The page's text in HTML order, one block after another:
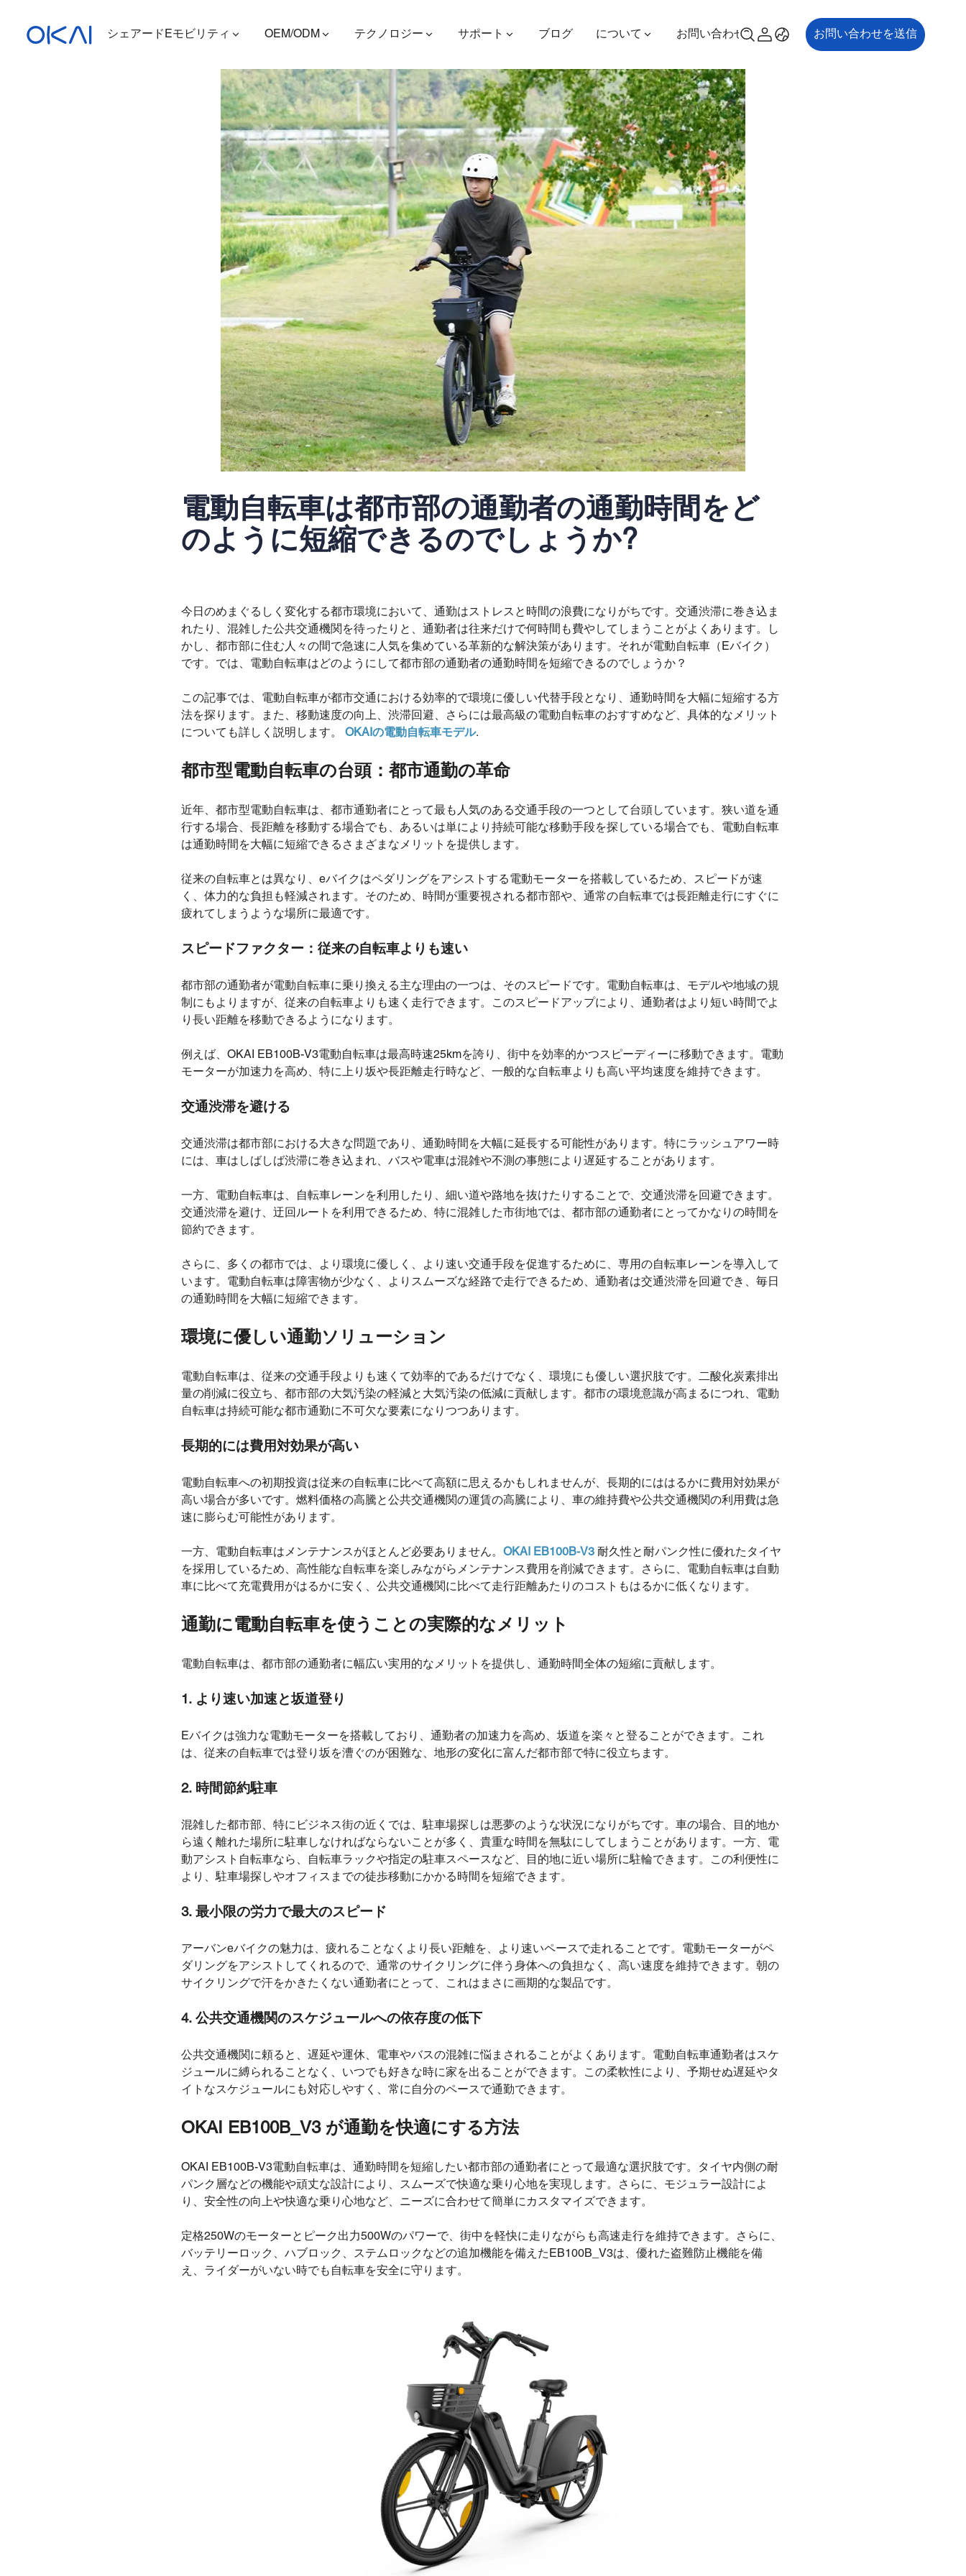
シェアードEモビリティ OEM/ODM テクノロジー サポート ブログ について お問い合わせ
ES400A ES400AV2 ES410 ES600P
お問い合わせを送信
電動自転車は都市部の通勤者の通勤時間をど
のように短縮できるのでしょうか?
今日のめまぐるしく変化する都市環境において、通勤はストレスと時間の浪費になりがちです。交通渋滞に巻き込ま
れたり、混雑した公共交通機関を待ったりと、通勤者は往来だけで何時間も費やしてしまうことがよくあります。し
かし、都市部に住む人々の間で急速に人気を集めている革新的な解決策があります。それが電動自転車（Eバイク）
です。では、電動自転車はどのようにして都市部の通勤者の通勤時間を短縮できるのでしょうか？
この記事では、電動自転車が都市交通における効率的で環境に優しい代替手段となり、通勤時間を大幅に短縮する方
法を探ります。また、移動速度の向上、渋滞回避、さらには最高級の電動自転車のおすすめなど、具体的なメリット
についても詳しく説明します。
OKAIの電動自転車モデル.
都市型電動自転車の台頭：都市通勤の革命
近年、都市型電動自転車は、都市通勤者にとって最も人気のある交通手段の一つとして台頭しています。狭い道を通
行する場合、長距離を移動する場合でも、あるいは単により持続可能な移動手段を探している場合でも、電動自転車
は通勤時間を大幅に短縮できるさまざまなメリットを提供します。
従来の自転車とは異なり、eバイクはペダリングをアシストする電動モーターを搭載しているため、スピードが速
く、体力的な負担も軽減されます。そのため、時間が重要視される都市部や、通常の自転車では長距離走行にすぐに
疲れてしまうような場所に最適です。
スピードファクター：従来の自転車よりも速い
都市部の通勤者が電動自転車に乗り換える主な理由の一つは、そのスピードです。電動自転車は、モデルや地域の規
制にもよりますが、従来の自転車よりも速く走行できます。このスピードアップにより、通勤者はより短い時間でよ
り長い距離を移動できるようになります。
例えば、OKAI EB100B-V3電動自転車は最高時速25kmを誇り、街中を効率的かつスピーディーに移動できます。電動
モーターが加速力を高め、特に上り坂や長距離走行時など、一般的な自転車よりも高い平均速度を維持できます。
交通渋滞を避ける
交通渋滞は都市部における大きな問題であり、通勤時間を大幅に延長する可能性があります。特にラッシュアワー時
には、車はしばしば渋滞に巻き込まれ、バスや電車は混雑や不測の事態により遅延することがあります。
一方、電動自転車は、自転車レーンを利用したり、細い道や路地を抜けたりすることで、交通渋滞を回避できます。
交通渋滞を避け、迂回ルートを利用できるため、特に混雑した市街地では、都市部の通勤者にとってかなりの時間を
節約できます。
さらに、多くの都市では、より環境に優しく、より速い交通手段を促進するために、専用の自転車レーンを導入して
います。電動自転車は障害物が少なく、よりスムーズな経路で走行できるため、通勤者は交通渋滞を回避でき、毎日
の通勤時間を大幅に短縮できます。
環境に優しい通勤ソリューション
電動自転車は、従来の交通手段よりも速くて効率的であるだけでなく、環境にも優しい選択肢です。二酸化炭素排出
量の削減に役立ち、都市部の大気汚染の軽減と大気汚染の低減に貢献します。都市の環境意識が高まるにつれ、電動
自転車は持続可能な都市通勤に不可欠な要素になりつつあります。
長期的には費用対効果が高い
電動自転車への初期投資は従来の自転車に比べて高額に思えるかもしれませんが、長期的にははるかに費用対効果が
高い場合が多いです。燃料価格の高騰と公共交通機関の運賃の高騰により、車の維持費や公共交通機関の利用費は急
速に膨らむ可能性があります。
一方、電動自転車はメンテナンスがほとんど必要ありません。 OKAI EB100B-V3 耐久性と耐パンク性に優れたタイヤ
を採用しているため、高性能な自転車を楽しみながらメンテナンス費用を削減できます。さらに、電動自転車は自動
車に比べて充電費用がはるかに安く、公共交通機関に比べて走行距離あたりのコストもはるかに低くなります。
通勤に電動自転車を使うことの実際的なメリット
電動自転車は、都市部の通勤者に幅広い実用的なメリットを提供し、通勤時間全体の短縮に貢献します。
1. より速い加速と坂道登り
Eバイクは強力な電動モーターを搭載しており、通勤者の加速力を高め、坂道を楽々と登ることができます。これ
は、従来の自転車では登り坂を漕ぐのが困難な、地形の変化に富んだ都市部で特に役立ちます。
2. 時間節約駐車
混雑した都市部、特にビジネス街の近くでは、駐車場探しは悪夢のような状況になりがちです。車の場合、目的地か
ら遠く離れた場所に駐車しなければならないことが多く、貴重な時間を無駄にしてしまうことがあります。一方、電
動アシスト自転車なら、自転車ラックや指定の駐車スペースなど、目的地に近い場所に駐輪できます。この利便性に
より、駐車場探しやオフィスまでの徒歩移動にかかる時間を短縮できます。
3. 最小限の労力で最大のスピード
アーバンeバイクの魅力は、疲れることなくより長い距離を、より速いペースで走れることです。電動モーターがペ
ダリングをアシストしてくれるので、通常のサイクリングに伴う身体への負担なく、高い速度を維持できます。朝の
サイクリングで汗をかきたくない通勤者にとって、これはまさに画期的な製品です。
4. 公共交通機関のスケジュールへの依存度の低下
公共交通機関に頼ると、遅延や運休、電車やバスの混雑に悩まされることがよくあります。電動自転車通勤者はスケ
ジュールに縛られることなく、いつでも好きな時に家を出ることができます。この柔軟性により、予期せぬ遅延やタ
イトなスケジュールにも対応しやすく、常に自分のペースで通勤できます。
OKAI EB100B_V3 が通勤を快適にする方法
OKAI EB100B-V3電動自転車は、通勤時間を短縮したい都市部の通勤者にとって最適な選択肢です。タイヤ内側の耐
パンク層などの機能や頑丈な設計により、スムーズで快適な乗り心地を実現します。さらに、モジュラー設計によ
り、安全性の向上や快適な乗り心地など、ニーズに合わせて簡単にカスタマイズできます。
定格250Wのモーターとピーク出力500Wのパワーで、街中を軽快に走りながらも高速走行を維持できます。さらに、
バッテリーロック、ハブロック、ステムロックなどの追加機能を備えたEB100B_V3は、優れた盗難防止機能を備
え、ライダーがいない時でも自転車を安全に守ります。